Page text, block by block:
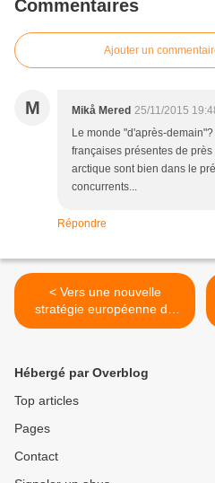
Commentaires
Ajouter un
M Mikå Mered 25/11/2015
Le monde "d'après-
françaises présentes de
arctique sont bien dans le
concurrents...
Répondre
< Vers une nouvelle
stratégie européenne de
sécurité
Hébergé par Overblog
Top articles
Pages
Contact